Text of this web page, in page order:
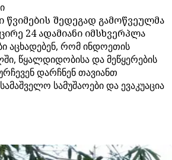
შედეგად გამოწვეულმა
24 ადამიანი იმსხვერპლა
აცხადებენ, რომ ინდოეთის
წყალდიდობისა და მეწყერების
დარჩნენ თავიანთ
სამუშაოები და ევაკუაცია